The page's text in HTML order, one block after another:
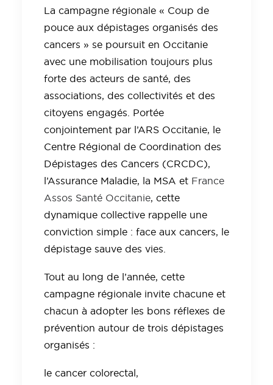
La campagne régionale « Coup de
pouce aux dépistages organisés des
cancers » se poursuit en Occitanie
avec une mobilisation toujours plus
forte des acteurs de santé, des
associations, des collectivités et des
citoyens engagés. Portée
conjointement par l’ARS Occitanie, le
Centre Régional de Coordination des
Dépistages des Cancers (CRCDC),
l’Assurance Maladie, la MSA et France
Assos Santé Occitanie , cette
dynamique collective rappelle une
conviction simple : face aux cancers, le
dépistage sauve des vies.
Tout au long de l’année, cette
campagne régionale invite chacune et
chacun à adopter les bons réflexes de
prévention autour de trois dépistages
organisés :
le cancer colorectal,